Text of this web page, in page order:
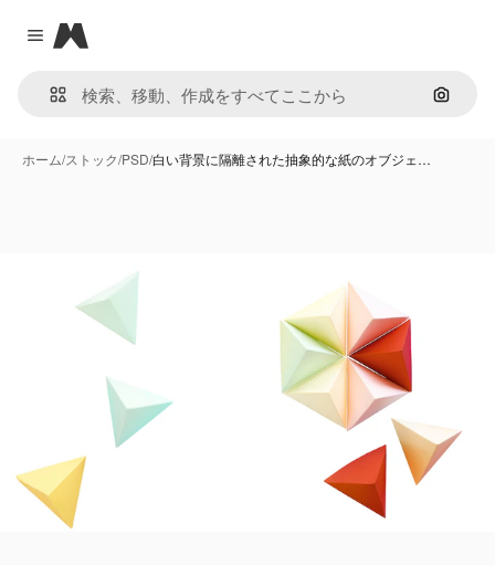
Close menu
Magnific
画像で
ホーム/ストック/PSD/白い背景に隔離された抽象的な紙のオブジェ…